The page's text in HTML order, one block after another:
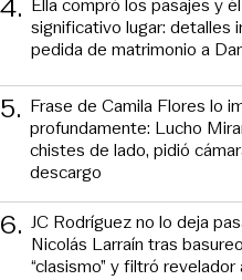
4.
significativo lugar: detalles
pedida de matrimonio a
5. Frase de Camila Flores lo
profundamente: Lucho
chistes de lado, pidió
descargo
6. JC Rodríguez no lo deja
Nicolás Larraín tras
“clasismo” y filtró